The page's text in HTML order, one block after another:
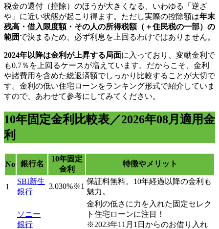
税金の還付（控除）のほうが大きくなる、いわゆる「逆ざ
や」に近い状態が起こり得ます。ただし実際の控除額は年末
残高・借入限度額・その人の所得税額（＋住民税の一部）の
範囲で決まるため、必ず利息を上回るわけではありません。
2024年以降は金利が上昇する局面に入っており、変動金利で
も0.7％を上回るケースが増えています。だからこそ、金利
や諸費用を含めた総返済額でしっかり比較することが大切で
す。金利の低い住宅ローンをランキング形式で紹介していま
すので、あわせて参考にしてみてください。
10年固定金利比較表／2026年08月適用金
利
No 銀行名
10年固定
金利
特徴やメリット
1
SBI新生
銀行
3.030%※1
保証料無料。10年経過以降の金利も
魅力。
ソニー
銀行
金利の低さに力を入れた固定セレク
ト住宅ローンに注目！
※2023年11月1日からのお借り入れ